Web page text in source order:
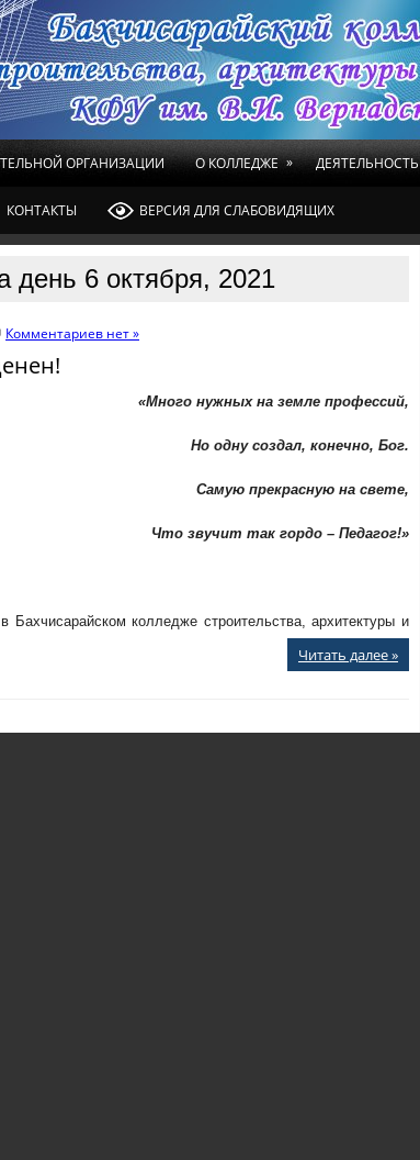
ОРГАНИЗАЦИИ О КОЛЛЕДЖЕ » ДЕЯТЕЛЬНОСТЬ
КОНТАКТЫ ВЕРСИЯ ДЛЯ СЛАБОВИДЯЩИХ
день 6 октября, 2021
Комментариев нет »
«Много нужных на земле профессий,
Но одну создал, конечно, Бог.
Самую прекрасную на свете,
Что звучит так гордо – Педагог!»
Бахчисарайском колледже строительства, архитектуры и
Читать далее »